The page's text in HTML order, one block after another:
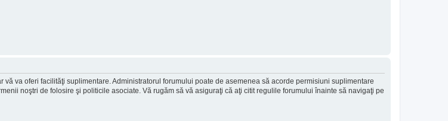
va oferi facilităţi suplimentare. Administratorul forumului poate de asemenea să acorde permisiuni suplimentare
noştri de folosire şi politicile asociate. Vă rugăm să vă asiguraţi că aţi citit regulile forumului înainte să navigaţi pe